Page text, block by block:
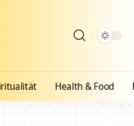
Health & Food